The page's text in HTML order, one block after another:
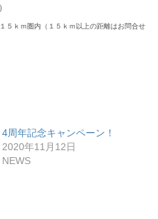
５ｋｍ圏内（１５ｋｍ以上の距離はお問合せ
4周年記念キャンペーン！
2020年11月12日
NEWS